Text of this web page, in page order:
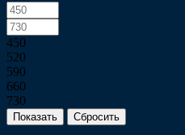
450
520
590
660
730
Сбросить